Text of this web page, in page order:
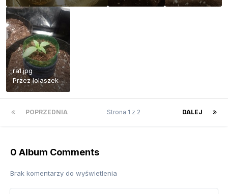
ra1.jpg
Przezlolaszek
POPRZEDNIA DALEJ
Strona 1 z 2
0 Album Comments
Brak komentarzy do wyświetlenia